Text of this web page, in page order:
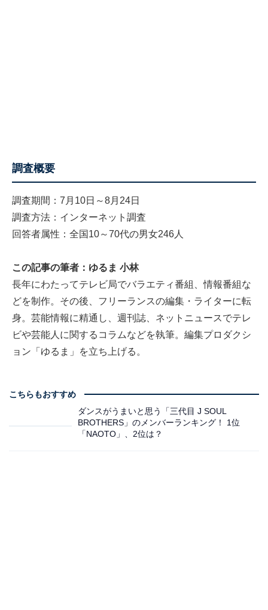
調査概要
調査期間：7月10日～8月24日
調査方法：インターネット調査
回答者属性：全国10～70代の男女246人
この記事の筆者：ゆるま 小林
長年にわたってテレビ局でバラエティ番組、情報番組な
どを制作。その後、フリーランスの編集・ライターに転
身。芸能情報に精通し、週刊誌、ネットニュースでテレ
ビや芸能人に関するコラムなどを執筆。編集プロダクシ
ョン「ゆるま」を立ち上げる。
こちらもおすすめ
ダンスがうまいと思う「三代目 J SOUL
BROTHERS」のメンバーランキング！ 1位
「NAOTO」、2位は？